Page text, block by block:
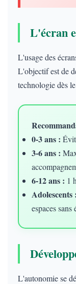
L'écran
L'usage des
L'objectif est de
technologie dès
0-3 ans :
3-6 ans :
6-12 ans : 1
Adolescents :
espaces sans
L'autonomie se